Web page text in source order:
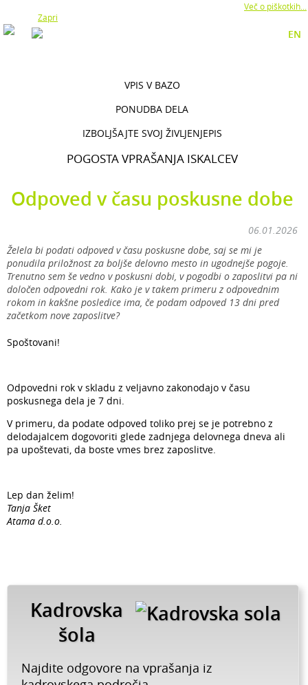
Več o piškotkih...
Zapri
EN
VPIS V BAZO
PONUDBA DELA
IZBOLJŠAJTE SVOJ ŽIVLJENJEPIS
POGOSTA VPRAŠANJA ISKALCEV
Odpoved v času poskusne dobe
06.01.2026
Želela bi podati odpoved v času poskusne dobe, saj se mi je
ponudila priložnost za boljše delovno mesto in ugodnejše pogoje.
Trenutno sem še vedno v poskusni dobi, v pogodbi o zaposlitvi pa ni
določen odpovedni rok. Kako je v takem primeru z odpovednim
rokom in kakšne posledice ima, če podam odpoved 13 dni pred
začetkom nove zaposlitve?
Spoštovani!
Odpovedni rok v skladu z veljavno zakonodajo v času
poskusnega dela je 7 dni.
V primeru, da podate odpoved toliko prej se je potrebno z
delodajalcem dogovoriti glede zadnjega delovnega dneva ali
pa upoštevati, da boste vmes brez zaposlitve.
Lep dan želim!
Tanja Šket
Atama d.o.o.
Kadrovska
šola
Najdite odgovore na vprašanja iz